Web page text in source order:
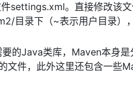
settings.xml。直接修改该
目录下（~表示用户目录）
的Java类库，Maven本身
件，此外这里还包含一些